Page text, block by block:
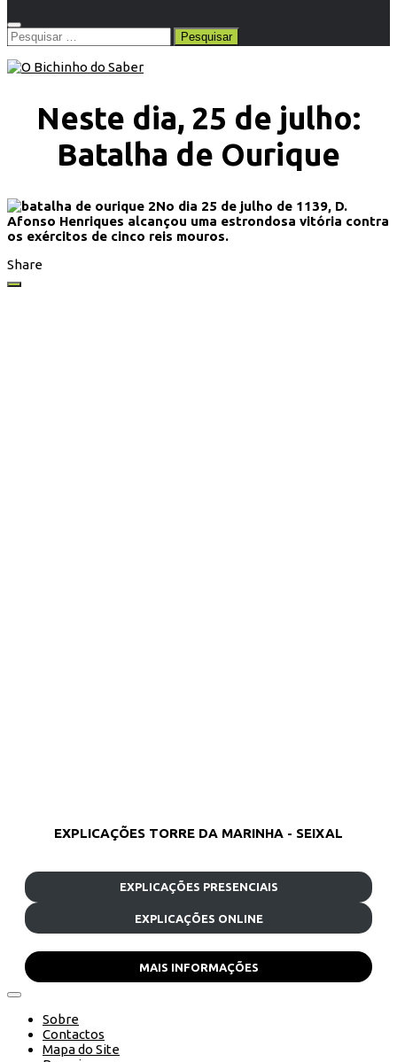
Pesquisar
por:
Neste dia, 25 de julho:
Batalha de Ourique
No dia 25 de julho de 1139, D.
Afonso Henriques alcançou uma estrondosa vitória contra
os exércitos de cinco reis mouros.
Share
EXPLICAÇÕES TORRE DA MARINHA - SEIXAL
EXPLICAÇÕES PRESENCIAIS
EXPLICAÇÕES ONLINE
MAIS INFORMAÇÕES
Sobre
Contactos
Mapa do Site